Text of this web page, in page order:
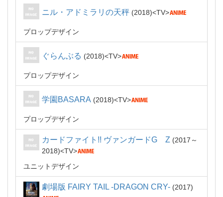
ニル・アドミラリの天秤 2018 TV
プロップデザイン
ぐらんぶる 2018 TV
プロップデザイン
学園BASARA 2018 TV
プロップデザイン
カードファイト!! ヴァンガードG Z
2017～
2018
TV
ユニットデザイン
劇場版 FAIRY TAIL -DRAGON CRY- 2017